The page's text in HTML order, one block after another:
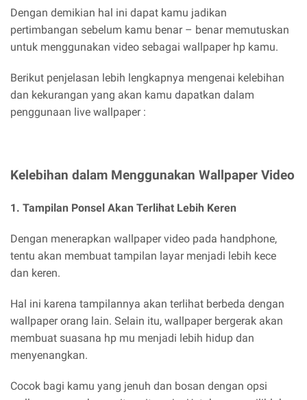
Dengan demikian hal ini dapat kamu jadikan
pertimbangan sebelum kamu benar – benar memutuskan
untuk menggunakan video sebagai wallpaper hp kamu.
Berikut penjelasan lebih lengkapnya mengenai kelebihan
dan kekurangan yang akan kamu dapatkan dalam
penggunaan live wallpaper :
Kelebihan dalam Menggunakan Wallpaper Video
1. Tampilan Ponsel Akan Terlihat Lebih Keren
Dengan menerapkan wallpaper video pada handphone,
tentu akan membuat tampilan layar menjadi lebih kece
dan keren.
Hal ini karena tampilannya akan terlihat berbeda dengan
wallpaper orang lain. Selain itu, wallpaper bergerak akan
membuat suasana hp mu menjadi lebih hidup dan
menyenangkan.
Cocok bagi kamu yang jenuh dan bosan dengan opsi